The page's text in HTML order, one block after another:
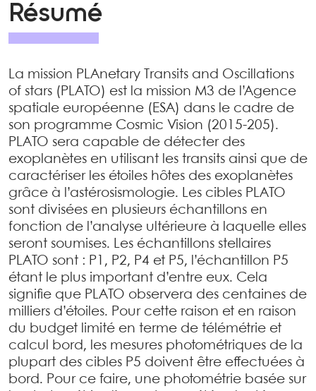
Résumé
La mission PLAnetary Transits and Oscillations
of stars (PLATO) est la mission M3 de l’Agence
spatiale européenne (ESA) dans le cadre de
son programme Cosmic Vision (2015-205).
PLATO sera capable de détecter des
exoplanètes en utilisant les transits ainsi que de
caractériser les étoiles hôtes des exoplanètes
grâce à l’astérosismologie. Les cibles PLATO
sont divisées en plusieurs échantillons en
fonction de l’analyse ultérieure à laquelle elles
seront soumises. Les échantillons stellaires
PLATO sont : P1, P2, P4 et P5, l’échantillon P5
étant le plus important d’entre eux. Cela
signifie que PLATO observera des centaines de
milliers d’étoiles. Pour cette raison et en raison
du budget limité en terme de télémétrie et
calcul bord, les mesures photométriques de la
plupart des cibles P5 doivent être effectuées à
bord. Pour ce faire, une photométrie basée sur